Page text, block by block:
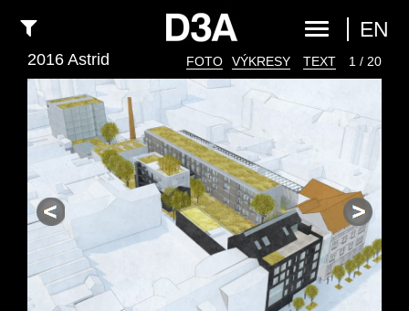
EN
2016 Astrid FOTO VÝKRESY TEXT 1 / 20